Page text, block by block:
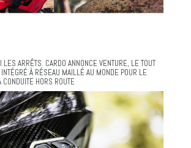
ARRÊTS. CARDO ANNONCE VENTURE, LE TOUT
À RÉSEAU MAILLÉ AU MONDE POUR LE
CONDUITE HORS ROUTE